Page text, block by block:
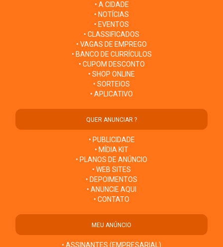
• A CIDADE
• NOTÍCIAS
• EVENTOS
• CLASSIFICADOS
• VAGAS DE EMPREGO
• BANCO DE CURRÍCULOS
• CUPOM DESCONTO
• SHOP ONLINE
• SORTEIOS
• APLICATIVO
QUER ANUNCIAR ?
• PUBLICIDADE
• MÍDIA KIT
• PLANOS DE ANÚNCIO
• WEB SITES
• DEPOIMENTOS
• ANUNCIE AQUI
• CONTATO
MEU ANÚNCIO
• ASSINANTES (EMPRESARIAL)